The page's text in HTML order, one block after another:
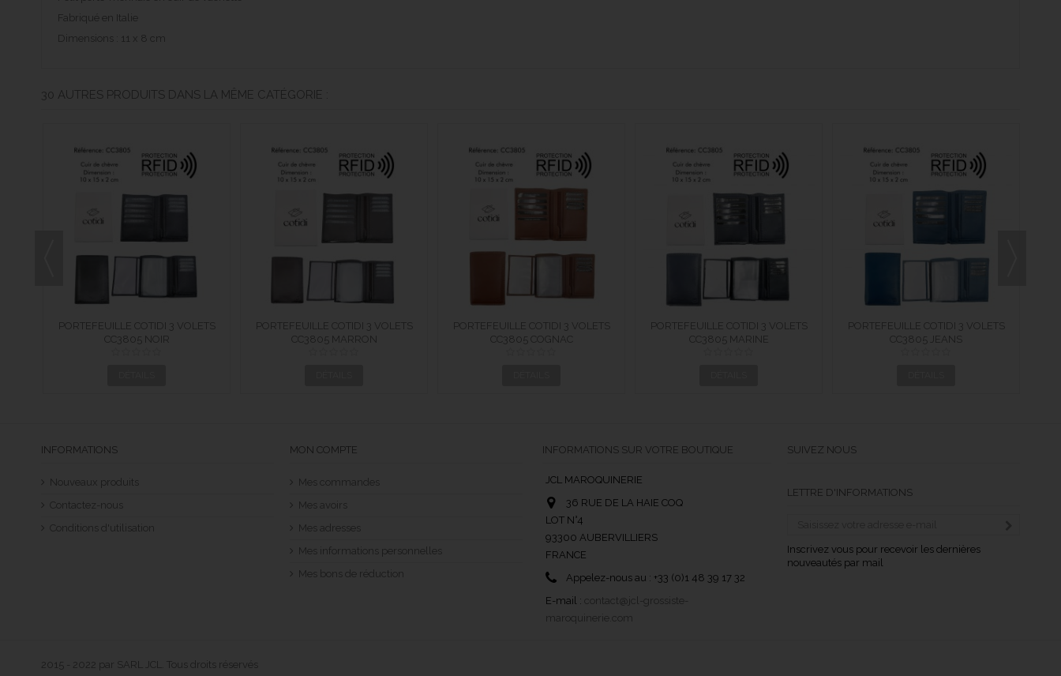
Fabriqué en Italie
Dimensions : 11 x 8 cm
30 AUTRES PRODUITS DANS LA MÊME CATÉGORIE :
PORTEFEUILLE COTIDI 3 VOLETS
ANTI RFID EN CUIR CC3805 NOIR
CC3805 NOIR
PORTEFEUILLE COTIDI 3 VOLETS
ANTI RFID EN CUIR CC3805
CC3805 MARRON
PORTEFEUILLE COTIDI 3 VOLETS
ANTI RFID EN CUIR CC3805
CC3805 COGNAC
PORTEFEUILLE COTIDI 3 VOLETS
ANTI RFID EN CUIR CC3805...
CC3805 MARINE
PORTEFEUILLE COTIDI 3 VOLETS
ANTI RFID EN CUIR CC3805...
CC3805 JEANS
INFORMATIONS
Nouveaux produits
Contactez-nous
Conditions d'utilisation
MON COMPTE
Mes commandes
Mes avoirs
Mes adresses
Mes informations personnelles
Mes bons de réduction
INFORMATIONS SUR VOTRE BOUTIQUE
JCL MAROQUINERIE
36 RUE DE LA HAIE COQ
LOT N°4
93300 AUBERVILLIERS
FRANCE
Appelez-nous au : +33 (0)1 48 39 17 32
E-mail : contact@jcl-grossiste-
maroquinerie.com
SUIVEZ NOUS
LETTRE D'INFORMATIONS
Inscrivez vous pour recevoir les dernières
nouveautés par mail
2015 - 2022 par SARL JCL. Tous droits réservés